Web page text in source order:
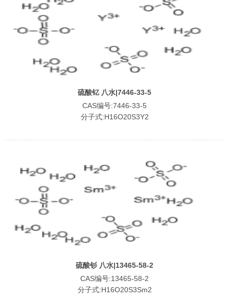
硫酸钇 八水|7446-33-5
CAS编号:7446-33-5
分子式:H16O20S3Y2
硫酸钐 八水|13465-58-2
CAS编号:13465-58-2
分子式:H16O20S3Sm2